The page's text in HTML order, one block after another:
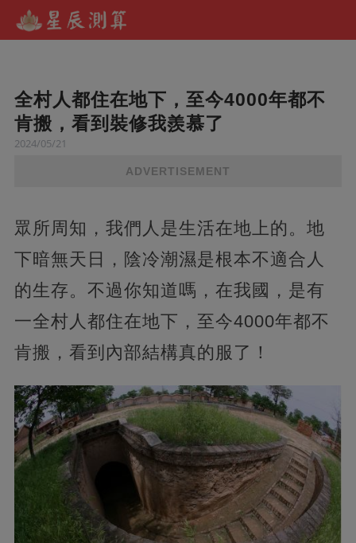
全村人都住在地下，至今4000年都不
肯搬，看到裝修我羨慕了
2024/05/21
ADVERTISEMENT
眾所周知，我們人是生活在地上的。地
下暗無天日，陰冷潮濕是根本不適合人
的生存。不過你知道嗎，在我國，是有
一全村人都住在地下，至今4000年都不
肯搬，看到內部結構真的服了！